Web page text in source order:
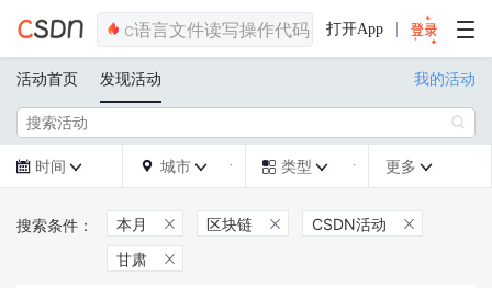
打开App
活动首页 发现活动 我的活动

 时间   城市   类型  更多 
本月  区块链  CSDN活动 
甘肃 